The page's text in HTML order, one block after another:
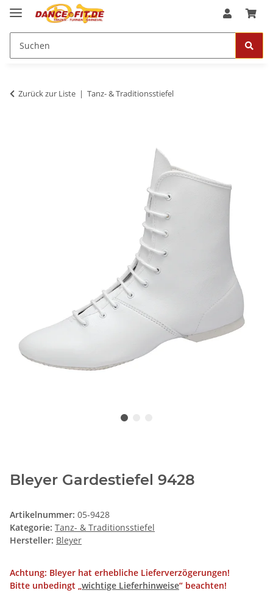
Zurück zur Liste Tanz- & Traditionsstiefel
Bleyer Gardestiefel 9428
Artikelnummer: 05-9428
Kategorie: Tanz- & Traditionsstiefel
Hersteller: Bleyer
Achtung: Bleyer hat erhebliche Lieferverzögerungen!
Bitte unbedingt „wichtige Lieferhinweise“ beachten!